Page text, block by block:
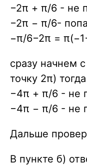
−2π + π/6 - не
−2π − π/6-
−π/6−2π =
сразу начнем
точку 2π)
−4π + π/6 - не
−4π − π/6 - не
Дальше
В пункте б)